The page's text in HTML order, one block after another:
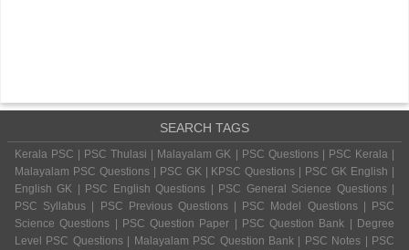
SEARCH TAGS
Kerala PSC | PSC Thulasi | Malayalam GK | PSC Questions | PSC Kerala |
Malayalam PSC Questions | PSC GK | KPSC Questions | PSC GK English |
English GK | PSC English Questions | PSC General Science Questions |
PSC Syllabus | PSC Previous Questions | PSC Model Questions | PSC
Science Questions | PSC Question Paper | PSC Question Bank | Degree
Level PSC Questions | Malayalam PSC Question Bank | PSC Notes | PSC